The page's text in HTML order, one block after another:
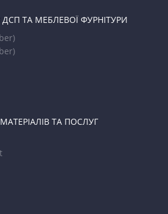
ДСП ТА МЕБЛЕВОЇ ФУРНІТУРИ
ТА ПОСЛУГ